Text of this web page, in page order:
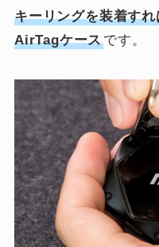
キーリングを装着す
AirTagケースです。